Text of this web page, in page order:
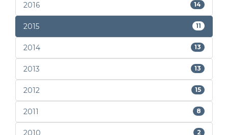
2016 14
2015 11
2014 13
2013 13
2012 15
2011 8
2010 2